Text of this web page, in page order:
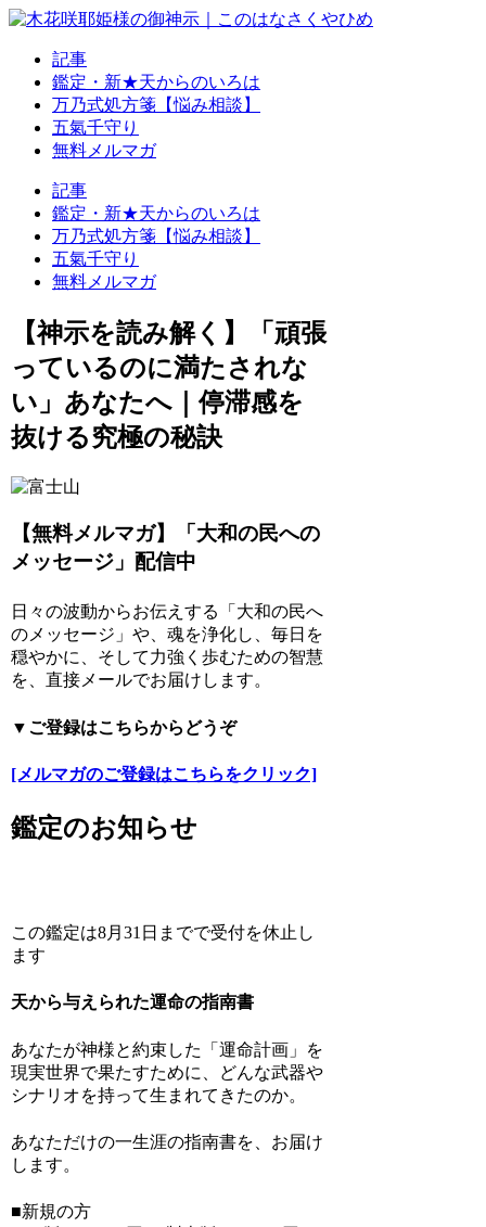
記事
鑑定・新★天からのいろは
万乃式処方箋【悩み相談】
五氣千守り
無料メルマガ
記事
鑑定・新★天からのいろは
万乃式処方箋【悩み相談】
五氣千守り
無料メルマガ
【神示を読み解く】「頑張
っているのに満たされな
い」あなたへ｜停滞感を
抜ける究極の秘訣
【無料メルマガ】「大和の民への
メッセージ」配信中
日々の波動からお伝えする「大和の民へ
のメッセージ」や、魂を浄化し、毎日を
穏やかに、そして力強く歩むための智慧
を、直接メールでお届けします。
▼ご登録はこちらからどうぞ
[メルマガのご登録はこちらをクリック]
鑑定のお知らせ
この鑑定は8月31日までで受付を休止し
ます
天から与えられた運命の指南書
あなたが神様と約束した「運命計画」を
現実世界で果たすために、どんな武器や
シナリオを持って生まれてきたのか。
あなただけの一生涯の指南書を、お届け
します。
■新規の方